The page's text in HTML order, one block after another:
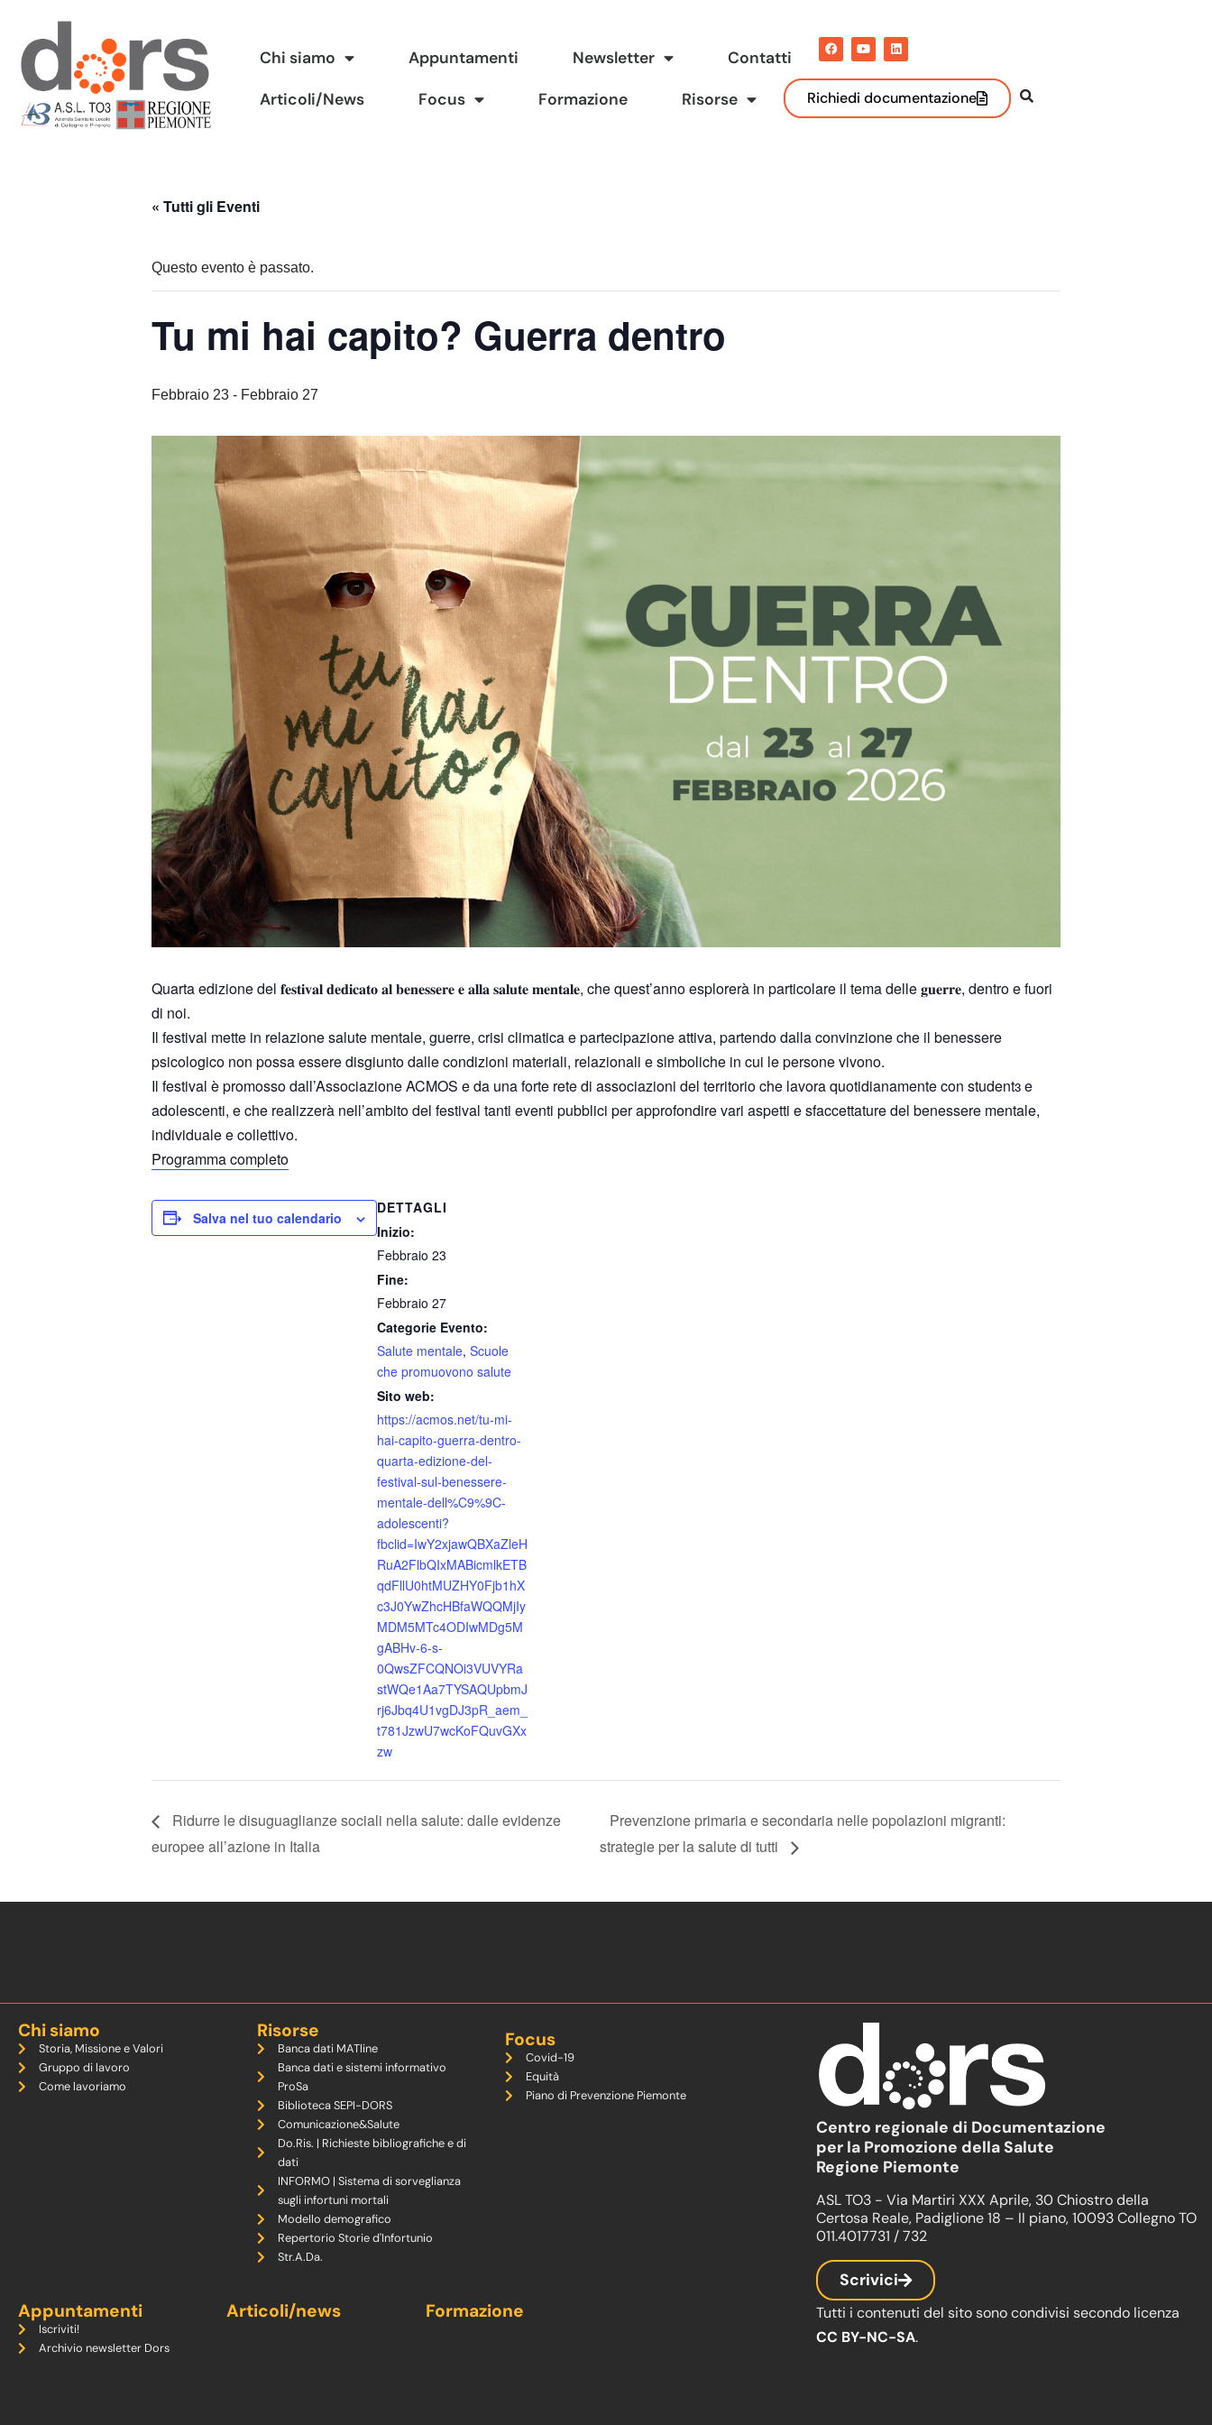
Vai
al
contenuto
Chi siamo Appuntamenti Newsletter Contatti
Articoli/News Focus Formazione Risorse Richiedi documentazione
« Tutti gli Eventi
Questo evento è passato.
Tu mi hai capito? Guerra dentro
Febbraio 23 - Febbraio 27
Quarta edizione del 𝐟𝐞𝐬𝐭𝐢𝐯𝐚𝐥 𝐝𝐞𝐝𝐢𝐜𝐚𝐭𝐨 𝐚𝐥 𝐛𝐞𝐧𝐞𝐬𝐬𝐞𝐫𝐞 𝐞 𝐚𝐥𝐥𝐚 𝐬𝐚𝐥𝐮𝐭𝐞 𝐦𝐞𝐧𝐭𝐚𝐥𝐞, che quest’anno esplorerà in particolare il tema delle 𝐠𝐮𝐞𝐫𝐫𝐞, dentro e fuori
di noi.
Il festival mette in relazione salute mentale, guerre, crisi climatica e partecipazione attiva, partendo dalla convinzione che il benessere
psicologico non possa essere disgiunto dalle condizioni materiali, relazionali e simboliche in cui le persone vivono.
Il festival è promosso dall’Associazione ACMOS e da una forte rete di associazioni del territorio che lavora quotidianamente con studentɜ e
adolescenti, e che realizzerà nell’ambito del festival tanti eventi pubblici per approfondire vari aspetti e sfaccettature del benessere mentale,
individuale e collettivo.
Programma completo
Salva nel tuo calendario
DETTAGLI
Inizio:
Febbraio 23
Fine:
Febbraio 27
Categorie Evento:
Salute mentale, Scuole
che promuovono salute
Sito web:
https://acmos.net/tu-mi-
hai-capito-guerra-dentro-
quarta-edizione-del-
festival-sul-benessere-
mentale-dell%C9%9C-
adolescenti?
fbclid=IwY2xjawQBXaZleH
RuA2FlbQIxMABicmlkETB
qdFllU0htMUZHY0Fjb1hX
c3J0YwZhcHBfaWQQMjIy
MDM5MTc4ODIwMDg5M
gABHv-6-s-
0QwsZFCQNOi3VUVYRa
stWQe1Aa7TYSAQUpbmJ
rj6Jbq4U1vgDJ3pR_aem_
t781JzwU7wcKoFQuvGXx
zw
Ridurre le disuguaglianze sociali nella salute: dalle evidenze
europee all’azione in Italia
Prevenzione primaria e secondaria nelle popolazioni migranti:
strategie per la salute di tutti
Chi siamo
Storia, Missione e Valori
Gruppo di lavoro
Come lavoriamo
Risorse
Banca dati MATline
Banca dati e sistemi informativo
ProSa
Biblioteca SEPI-DORS
Comunicazione&Salute
Do.Ris. | Richieste bibliografiche e di
dati
INFORMO | Sistema di sorveglianza
sugli infortuni mortali
Modello demografico
Repertorio Storie d'Infortunio
Str.A.Da.
Focus
Covid-19
Equità
Piano di Prevenzione Piemonte
Appuntamenti
Iscriviti!
Archivio newsletter Dors
Articoli/news Formazione
Centro regionale di Documentazione
per la Promozione della Salute
Regione Piemonte
ASL TO3 - Via Martiri XXX Aprile, 30 Chiostro della
Certosa Reale, Padiglione 18 – II piano, 10093 Collegno TO
011.4017731 / 732
Scrivici
Tutti i contenuti del sito sono condivisi secondo licenza
CC BY-NC-SA.